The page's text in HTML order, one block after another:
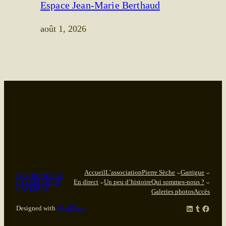
Espace Jean-Marie Berthaud
août 1, 2026
PIERRE SÈCHE
ET GARRIGUE
CAVEIRAC
AccueilL’associationPierre Sèche
Garrigue
En direct
Un peu d’histoireQui sommes-nous ?
Galeries photosAccès
Designed with WordPress LinkedIn Facebook